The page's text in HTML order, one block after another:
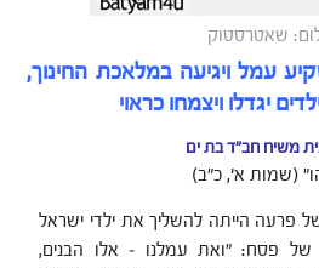
שאטרסטוק
עמל ויגיעה במלאכת החינוך,
יגדלו ויצמחו כראוי
משיח חב"ד בת ים
(שמות א', כ"ב)
פרעה הייתה להשליך את ילדי ישראל
של פסח: "ואת עמלנו – אלו הבנים,